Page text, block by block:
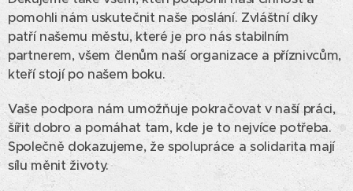
pomohli nám uskutečnit naše poslání. Zvláštní díky
patří našemu městu, které je pro nás stabilním
partnerem, všem členům naší organizace a příznivcům,
kteří stojí po našem boku.
Vaše podpora nám umožňuje pokračovat v naší práci,
šířit dobro a pomáhat tam, kde je to nejvíce potřeba.
Společně dokazujeme, že spolupráce a solidarita mají
sílu měnit životy.